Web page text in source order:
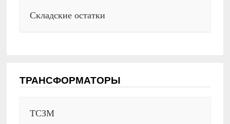
Складские остатки
ТРАНСФОРМАТОРЫ
ТСЗМ